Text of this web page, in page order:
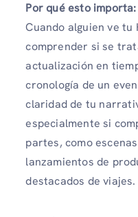
Por qué esto importa:
Cuando alguien ve
comprender si se
actualización en
cronología de un
claridad de tu
especialmente si
partes, como
lanzamientos de
destacados de viajes.